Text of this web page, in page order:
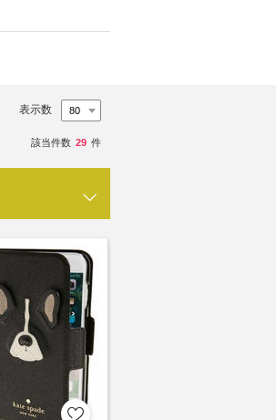
表示数
該当件数 29 件